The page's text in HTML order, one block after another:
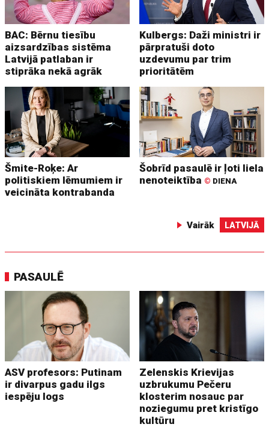
BAC: Bērnu tiesību
aizsardzības sistēma
Latvijā patlaban ir
stiprāka nekā agrāk
Kulbergs: Daži ministri ir
pārpratuši doto
uzdevumu par trim
prioritātēm
Šmite-Roķe: Ar
politiskiem lēmumiem ir
veicināta kontrabanda
Šobrīd pasaulē ir ļoti liela
nenoteiktība © DIENA
Vairāk LATVIJĀ
PASAULĒ
ASV profesors: Putinam
ir divarpus gadu ilgs
iespēju logs
Zelenskis Krievijas
uzbrukumu Pečeru
klosterim nosauc par
noziegumu pret kristīgo
kultūru